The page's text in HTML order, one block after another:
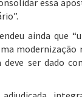
essa
ainda que
modernização
deve ser dado